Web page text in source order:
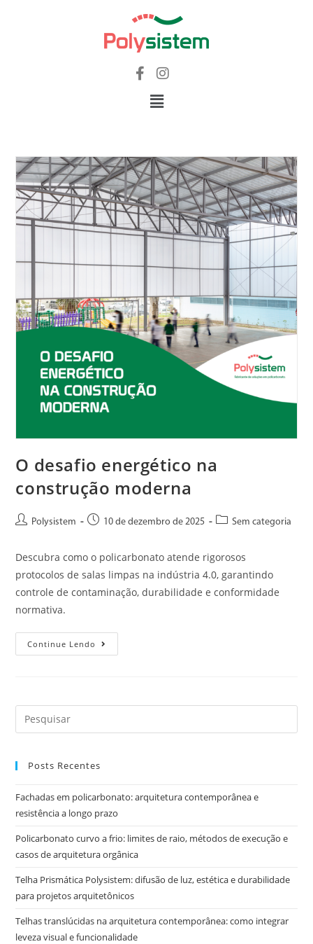
O desafio energético na
construção moderna
Polysistem 10 de dezembro de 2025 Sem categoria
Descubra como o policarbonato atende rigorosos
protocolos de salas limpas na indústria 4.0, garantindo
controle de contaminação, durabilidade e conformidade
normativa.
Continue Lendo
Posts Recentes
Fachadas em policarbonato: arquitetura contemporânea e
resistência a longo prazo
Policarbonato curvo a frio: limites de raio, métodos de execução e
casos de arquitetura orgânica
Telha Prismática Polysistem: difusão de luz, estética e durabilidade
para projetos arquitetônicos
Telhas translúcidas na arquitetura contemporânea: como integrar
leveza visual e funcionalidade